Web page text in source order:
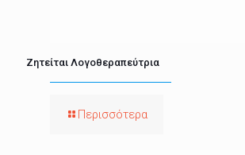
Ζητείται Λογοθεραπεύτρια
Περισσότερα